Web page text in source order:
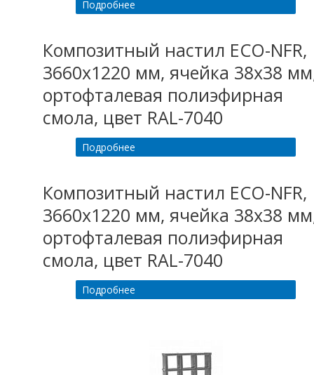
Подробнее
Композитный настил ECO-NFR,
3660х1220 мм, ячейка 38х38
ортофталевая полиэфирная
смола, цвет RAL-7040
Подробнее
Композитный настил ECO-NFR,
3660х1220 мм, ячейка 38х38
ортофталевая полиэфирная
смола, цвет RAL-7040
Подробнее